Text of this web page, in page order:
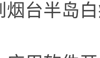
烟台半岛